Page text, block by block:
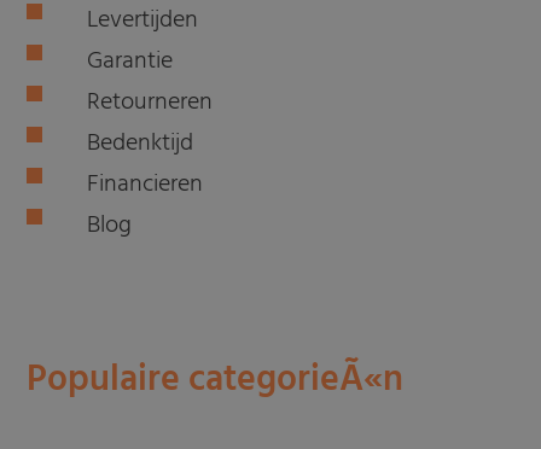
Levertijden
Garantie
Retourneren
Bedenktijd
Financieren
Blog
Populaire categorieÃ«n